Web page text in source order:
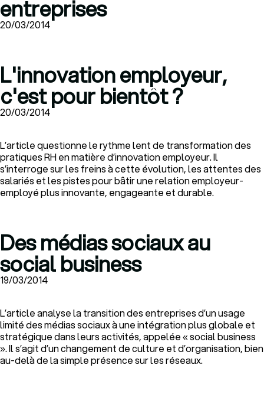
entreprises
20/03/2014
L'innovation employeur,
c'est pour bientôt ?
20/03/2014
L’article questionne le rythme lent de transformation des
pratiques RH en matière d’innovation employeur. Il
s’interroge sur les freins à cette évolution, les attentes des
salariés et les pistes pour bâtir une relation employeur-
employé plus innovante, engageante et durable.
Des médias sociaux au
social business
19/03/2014
L’article analyse la transition des entreprises d’un usage
limité des médias sociaux à une intégration plus globale et
stratégique dans leurs activités, appelée « social business
». Il s’agit d’un changement de culture et d’organisation, bien
au-delà de la simple présence sur les réseaux.